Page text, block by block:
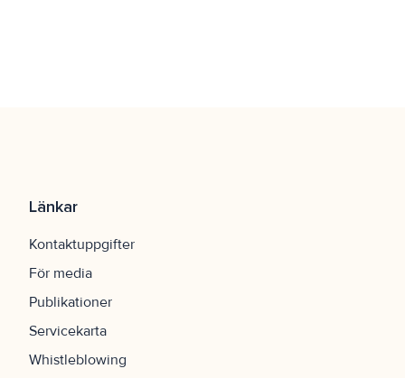
Länkar
Kontaktuppgifter
För media
Publikationer
Servicekarta
Whistleblowing